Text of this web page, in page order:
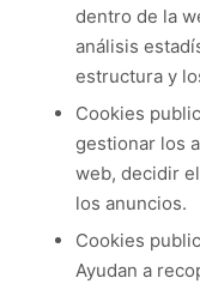
dentro de la
análisis
estructura y
Cookies
gestionar los
web, decidir
los anuncios.
Cookies
Ayudan a